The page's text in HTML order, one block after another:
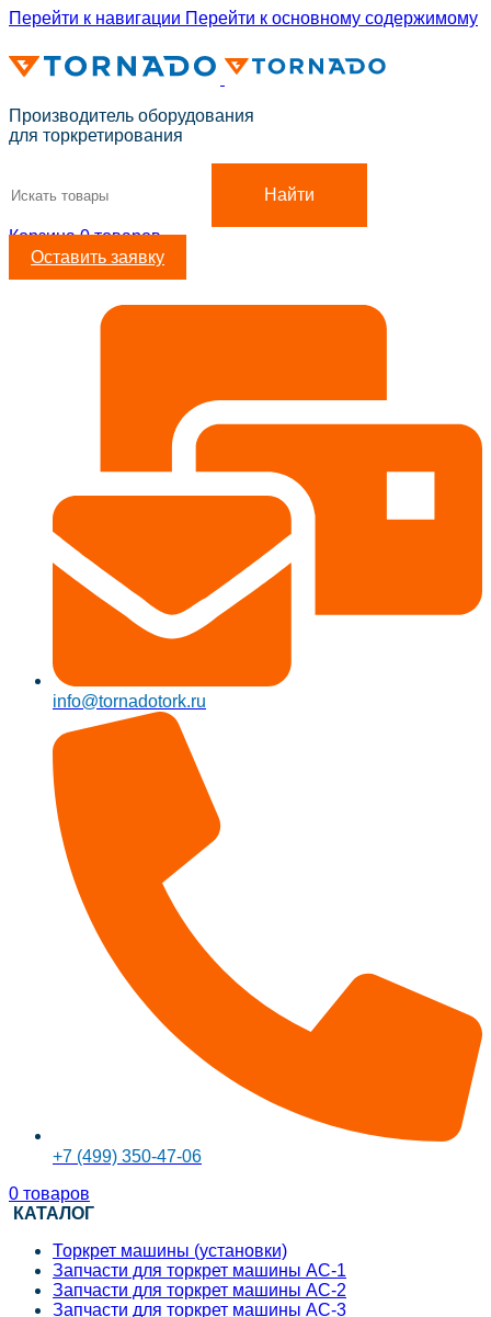
Перейти к навигации Перейти к основному содержимому
Производитель оборудования
для торкретирования
Найти
Корзина0товаров
Оставить заявку
info@tornadotork.ru
+7 (499) 350-47-06
0 товаров
КАТАЛОГ
Торкрет машины (установки)
Запчасти для торкрет машины АС-1
Запчасти для торкрет машины АС-2
Запчасти для торкрет машины АС-3